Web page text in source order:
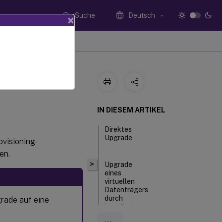
Suche Deutsch
auf eine
>
IN DIESEM ARTIKEL
Direktes
Upgrade
Upgrade
eines
virtuellen
Datenträgers
durch
invertiertes
×